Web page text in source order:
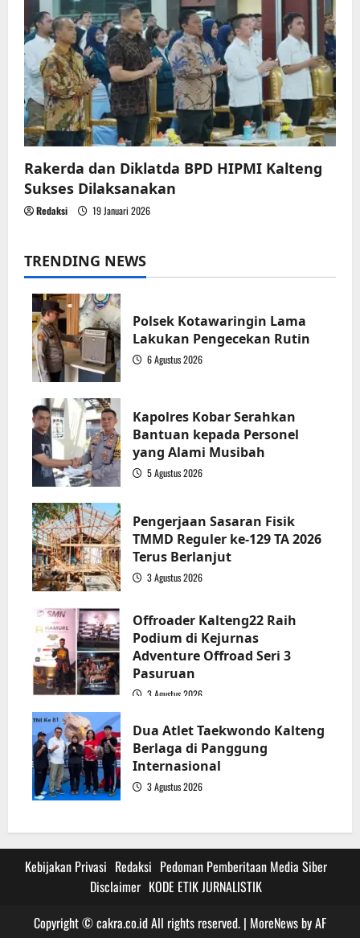
Rakerda dan Diklatda BPD HIPMI Kalteng
Sukses Dilaksanakan
Redaksi 19 Januari 2026
TRENDING NEWS
Polsek Kotawaringin Lama
Lakukan Pengecekan Rutin
6 Agustus 2026
Kapolres Kobar Serahkan
Bantuan kepada Personel
yang Alami Musibah
5 Agustus 2026
Pengerjaan Sasaran Fisik
TMMD Reguler ke-129 TA 2026
Terus Berlanjut
3 Agustus 2026
Offroader Kalteng22 Raih
Podium di Kejurnas
Adventure Offroad Seri 3
Pasuruan
3 Agustus 2026
Dua Atlet Taekwondo Kalteng
Berlaga di Panggung
Internasional
3 Agustus 2026
Kebijakan Privasi Redaksi Pedoman Pemberitaan Media Siber
Disclaimer KODE ETIK JURNALISTIK
Copyright © cakra.co.id All rights reserved. | MoreNewsby AF